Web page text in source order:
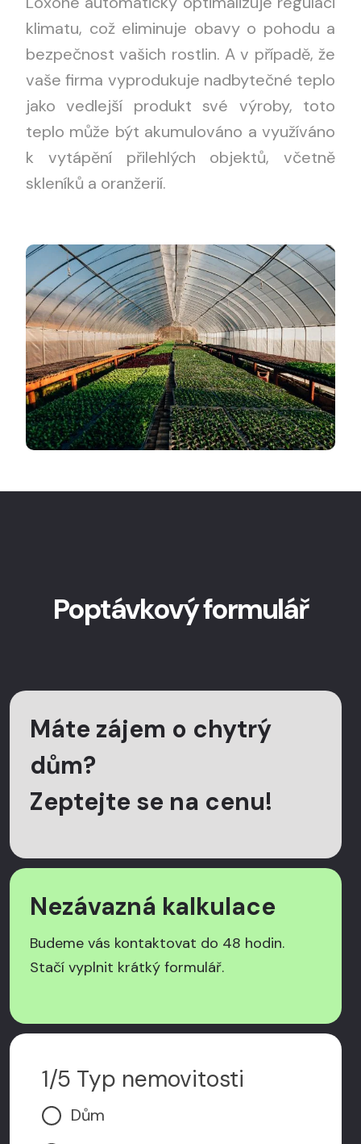
klimatu, což eliminuje obavy o pohodu a
bezpečnost vašich rostlin. A v případě, že
vaše firma vyprodukuje nadbytečné teplo
jako vedlejší produkt své výroby, toto
teplo může být akumulováno a využíváno
k vytápění přilehlých objektů, včetně
skleníků a oranžerií.
Poptávkový formulář
Máte zájem o chytrý
dům?
Zeptejte se na cenu!
Nezávazná kalkulace
Budeme vás kontaktovat do 48 hodin.
Stačí vyplnit krátký formulář.
1/5 Typ nemovitosti
Dům